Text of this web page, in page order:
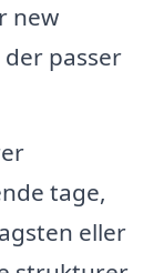
new
passer
tage,
eller